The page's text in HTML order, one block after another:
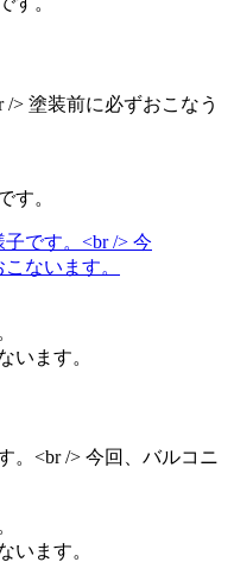
す。
います。
います。